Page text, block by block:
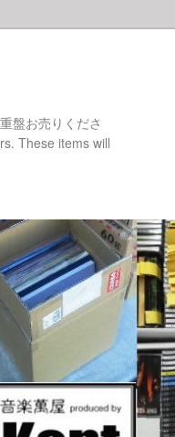
盤お売りくださ
These items will